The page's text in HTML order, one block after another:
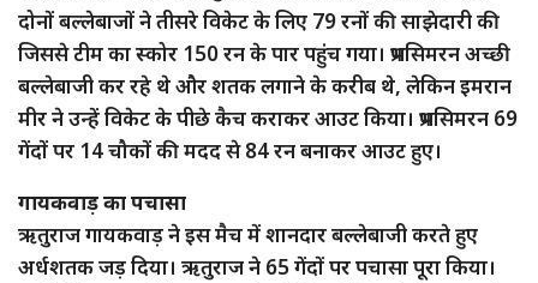
दोनों बल्लेबाजों ने तीसरे विकेट के लिए 79 रनों की साझेदारी की
जिससे टीम का स्कोर 150 रन के पार पहुंच गया। प्रभसिमरन अच्छी
बल्लेबाजी कर रहे थे और शतक लगाने के करीब थे, लेकिन इमरान
मीर ने उन्हें विकेट के पीछे कैच कराकर आउट किया। प्रभसिमरन 69
गेंदों पर 14 चौकों की मदद से 84 रन बनाकर आउट हुए।
गायकवाड़ का पचासा
ऋतुराज गायकवाड़ ने इस मैच में शानदार बल्लेबाजी करते हुए
अर्धशतक जड़ दिया। ऋतुराज ने 65 गेंदों पर पचासा पूरा किया।